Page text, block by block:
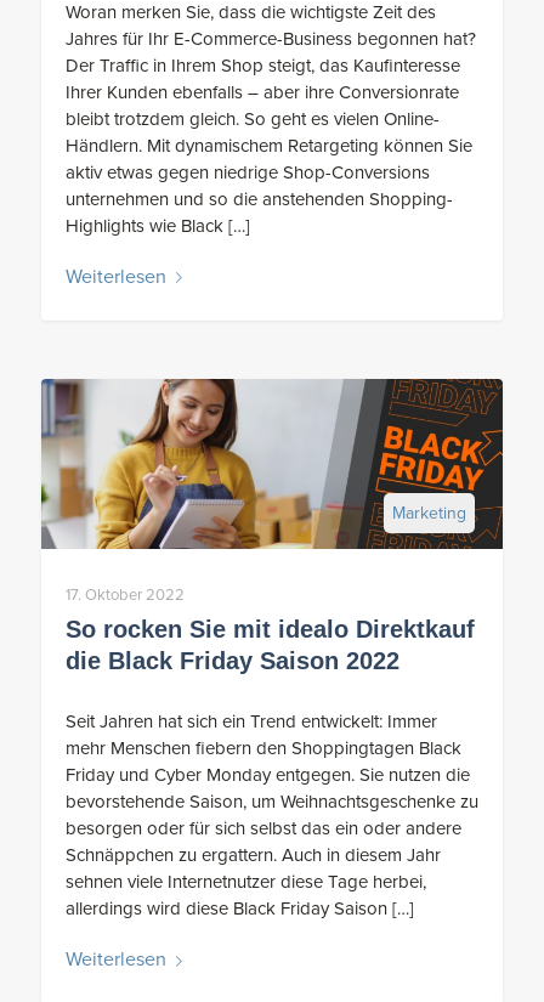
Woran merken Sie, dass die wichtigste Zeit des
Jahres für Ihr E-Commerce-Business begonnen hat?
Der Traffic in Ihrem Shop steigt, das Kaufinteresse
Ihrer Kunden ebenfalls – aber ihre Conversionrate
bleibt trotzdem gleich. So geht es vielen Online-
Händlern. Mit dynamischem Retargeting können Sie
aktiv etwas gegen niedrige Shop-Conversions
unternehmen und so die anstehenden Shopping-
Highlights wie Black […]
Weiterlesen
So rocken Sie mit idealo Direktkauf
die Black Friday Saison 2022
17. Oktober 2022
Marketing
Seit Jahren hat sich ein Trend entwickelt: Immer
mehr Menschen fiebern den Shoppingtagen Black
Friday und Cyber Monday entgegen. Sie nutzen die
bevorstehende Saison, um Weihnachtsgeschenke zu
besorgen oder für sich selbst das ein oder andere
Schnäppchen zu ergattern. Auch in diesem Jahr
sehnen viele Internetnutzer diese Tage herbei,
allerdings wird diese Black Friday Saison […]
Weiterlesen